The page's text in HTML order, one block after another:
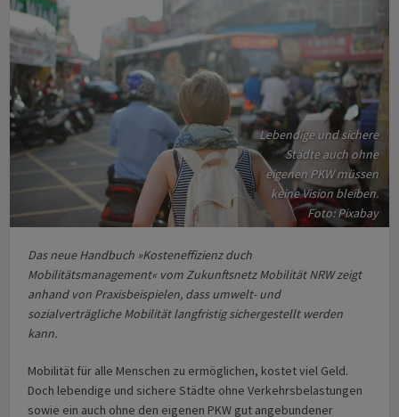
Lebendige und sichere
Städte auch ohne
eigenen PKW müssen
keine Vision bleiben.
Foto: Pixabay
Das neue Handbuch »Kosteneffizienz duch
Mobilitätsmanagement« vom Zukunftsnetz Mobilität NRW zeigt
anhand von Praxisbeispielen, dass umwelt- und
sozialverträgliche Mobilität langfristig sichergestellt werden
kann.
Mobilität für alle Menschen zu ermöglichen, kostet viel Geld.
Doch lebendige und sichere Städte ohne Verkehrsbelastungen
sowie ein auch ohne den eigenen PKW gut angebundener